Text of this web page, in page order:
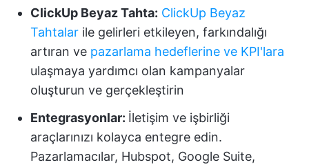
ClickUp Beyaz Tahta: ClickUp Beyaz
Tahtalar ile gelirleri etkileyen, farkındalığı
artıran ve pazarlama hedeflerine ve KPI'lara
ulaşmaya yardımcı olan kampanyalar
oluşturun ve gerçekleştirin
Entegrasyonlar: İletişim ve işbirliği
araçlarınızı kolayca entegre edin.
Pazarlamacılar, Hubspot, Google Suite,